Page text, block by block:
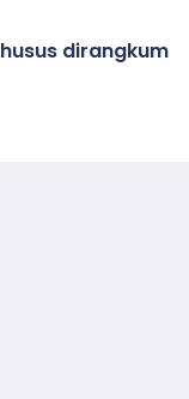
dirangkum